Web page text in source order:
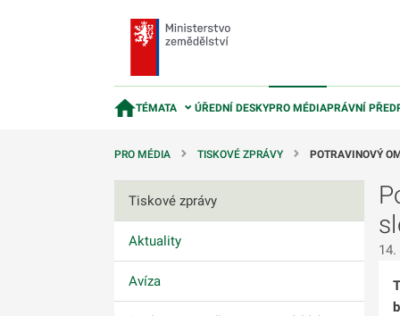
TÉMATA ÚŘEDNÍ DESKYPRO MÉDIAPRÁVNÍ
PRO MÉDIA TISKOVÉ ZPRÁVY POTRAVINOVÝ
Tiskové zprávy
Aktuality
Avíza
14.